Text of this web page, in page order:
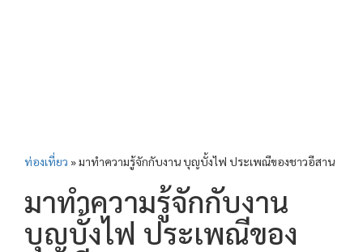
ท่องเที่ยว »มาทำความรู้จักกับงาน บุญบั้งไฟ ประเพณีของชาวอีสาน
มาทำความรู้จักกับงาน
บุญบั้งไฟ ประเพณีของ